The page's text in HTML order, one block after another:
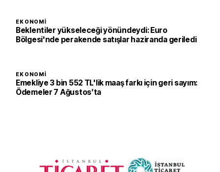
EKONOMI
Beklentiler yükseleceği yönündeydi: Euro
Bölgesi'nde perakende satışlar haziranda geriledi
EKONOMI
Emekliye 3 bin 552 TL'lik maaş farkı için geri sayım:
Ödemeler 7 Ağustos’ta